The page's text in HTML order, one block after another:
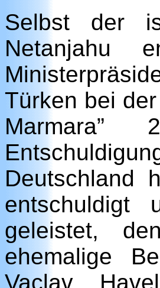
Selbst der
Netanjahu
Türken bei
Deutschland
entschuldigt
geleistet,
ehemalige
Vaclav